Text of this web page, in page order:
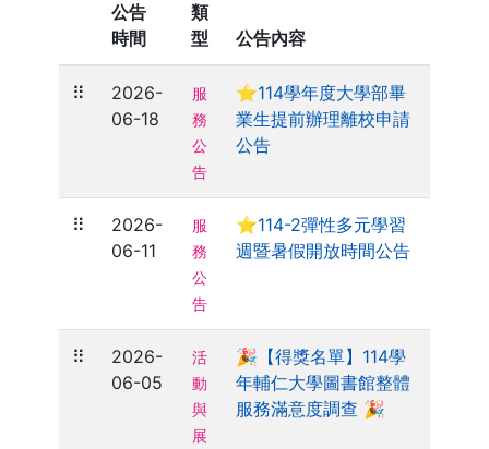
公告
時間
類
型
公告內容
⠿
2026-
06-18
服
務
公
告
⭐114學年度大學部畢
業生提前辦理離校申請
公告
⠿
2026-
06-11
服
務
公
告
⭐114-2彈性多元學習
週暨暑假開放時間公告
⠿
2026-
06-05
活
動
與
展
🎉【得獎名單】114學
年輔仁大學圖書館整體
服務滿意度調查 🎉